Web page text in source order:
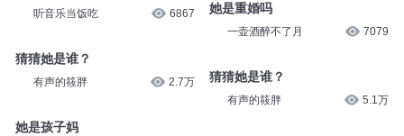
听音乐当饭吃 6867
猜猜她是谁？
有声的筱胖 2.7万
她是孩子妈
她是重婚吗
一壶酒醉不了月 7079
猜猜她是谁？
有声的筱胖 5.1万